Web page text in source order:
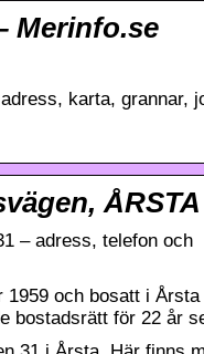
Merinfo.se
karta, grannar,
– adress, telefon och
1959 och bosatt i Årsta
bostadsrätt för 22 år